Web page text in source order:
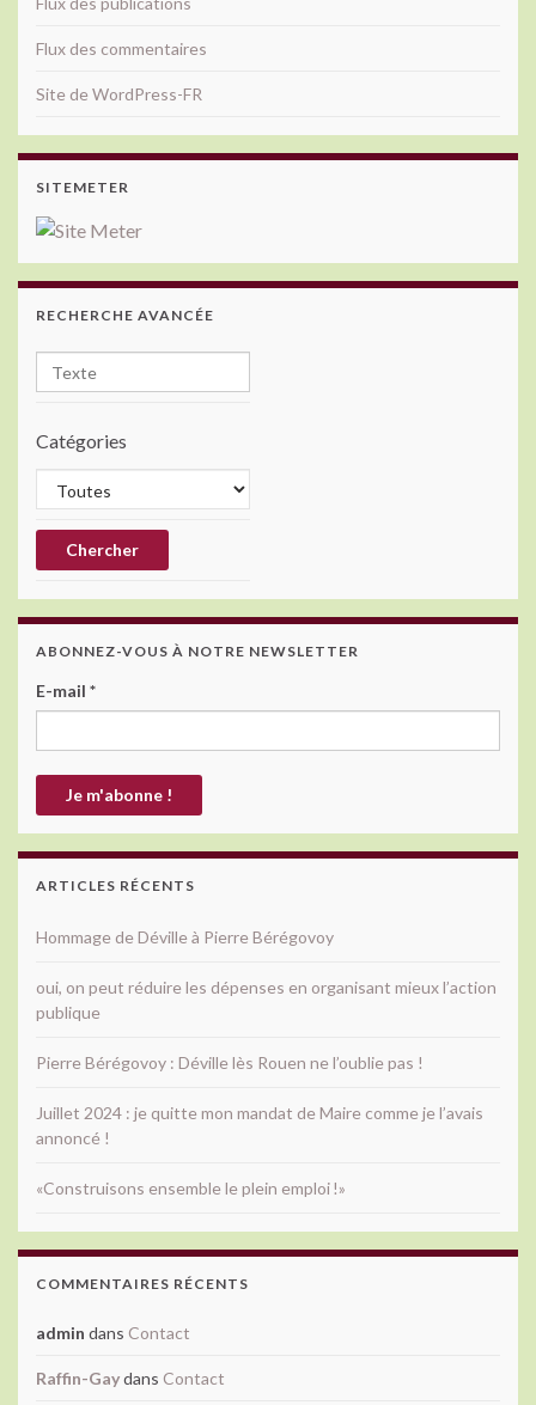
Flux des commentaires
Site de WordPress-FR
SITEMETER
RECHERCHE AVANCÉE
Catégories
ABONNEZ-VOUS À NOTRE NEWSLETTER
E-mail *
ARTICLES RÉCENTS
Hommage de Déville à Pierre Bérégovoy
oui, on peut réduire les dépenses en organisant mieux l’action
publique
Pierre Bérégovoy : Déville lès Rouen ne l’oublie pas !
Juillet 2024 : je quitte mon mandat de Maire comme je l’avais
annoncé !
«Construisons ensemble le plein emploi !»
COMMENTAIRES RÉCENTS
admin dans Contact
Raffin-Gaydans Contact